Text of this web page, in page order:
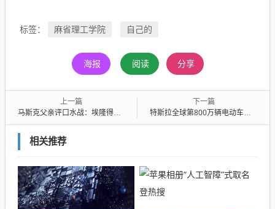
标签： 麻省理工学院 自己的
海报 阅读 分享
上一篇
马斯克父亲评口水战：埃隆得接受自己不是“统帅”
下一篇
特斯拉全球第800万辆电动车下线
相关推荐